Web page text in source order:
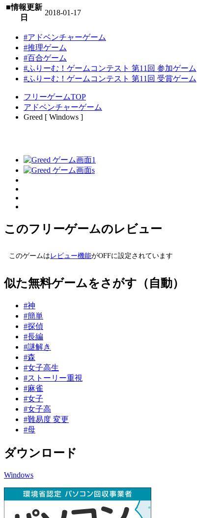
■情報更新
日
2018-01-17
#アドベンチャーゲーム
#推理ゲーム
#百合ゲーム
#ふりーむ！ゲームコンテスト 第11回 参加ゲーム
#ふりーむ！ゲームコンテスト 第11回 受賞ゲーム
フリーゲームTOP
アドベンチャーゲーム
Greed [ Windows ]
このフリーゲームのレビュー
このゲームは レビュー機能がOFFに設定されています
似た無料ゲームをさがす（自動）
#神
#簡単
#探偵
#長編
#謎解き
#森
#女子高生
#ストーリー重視
#麻雀
#女子
#女子高
#難易度 変更
#母
ダウンロード
Windows